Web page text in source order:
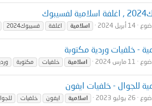
14 أبريل 2024 اسلامية اغلفة فسيبوك2024
- خلفيات وردية مكتوبة
11 مارس 2024 اسلامية خلفيات مكتوبة
للجوال - خلفيات ايفون
26 يوليو 2023 اسلامية ايفون خلفيات